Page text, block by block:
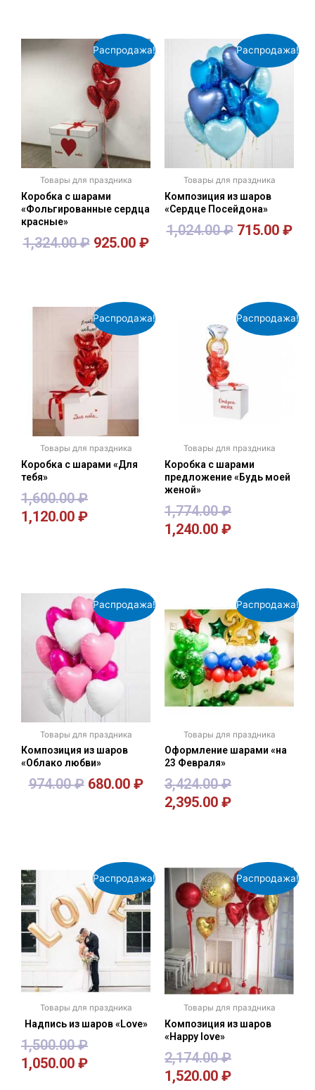
Распродажа!
Товары для праздника
Коробка с шарами
«Фольгированные сердца
красные»
1,324.00₽ 925.00 ₽
Распродажа!
Товары для праздника
Композиция из шаров
«Сердце Посейдона»
1,024.00₽ 715.00 ₽
Распродажа!
Товары для праздника
Коробка с шарами «Для
тебя»
1,600.00₽
1,120.00 ₽
Распродажа!
Товары для праздника
Коробка с шарами
предложение «Будь моей
женой»
1,774.00₽
1,240.00 ₽
Распродажа!
Товары для праздника
Композиция из шаров
«Облако любви»
974.00₽ 680.00 ₽
Распродажа!
Товары для праздника
Оформление шарами «на
23 Февраля»
3,424.00₽
2,395.00 ₽
Распродажа!
Товары для праздника
Надпись из шаров «Love»
1,500.00₽
1,050.00 ₽
Распродажа!
Товары для праздника
Композиция из шаров
«Happy love»
2,174.00₽
1,520.00 ₽